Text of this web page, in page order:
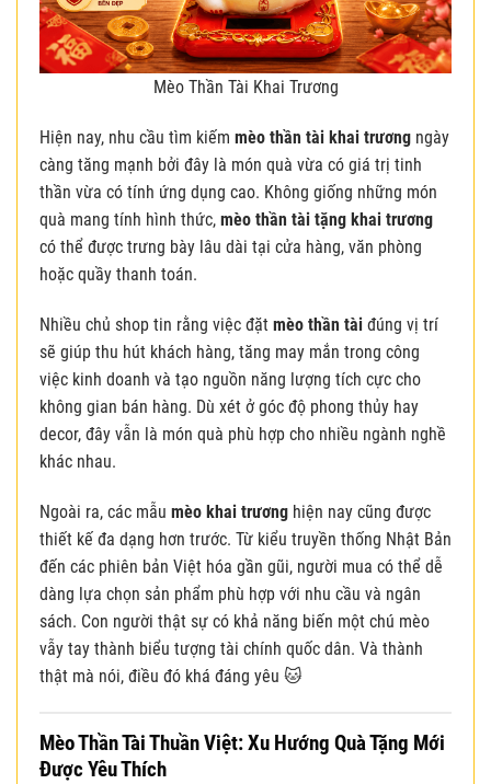
Mèo Thần Tài Khai Trương
Hiện nay, nhu cầu tìm kiếm mèo thần tài khai trương ngày
càng tăng mạnh bởi đây là món quà vừa có giá trị tinh
thần vừa có tính ứng dụng cao. Không giống những món
quà mang tính hình thức, mèo thần tài tặng khai trương
có thể được trưng bày lâu dài tại cửa hàng, văn phòng
hoặc quầy thanh toán.
Nhiều chủ shop tin rằng việc đặt mèo thần tài đúng vị trí
sẽ giúp thu hút khách hàng, tăng may mắn trong công
việc kinh doanh và tạo nguồn năng lượng tích cực cho
không gian bán hàng. Dù xét ở góc độ phong thủy hay
decor, đây vẫn là món quà phù hợp cho nhiều ngành nghề
khác nhau.
Ngoài ra, các mẫu mèo khai trương hiện nay cũng được
thiết kế đa dạng hơn trước. Từ kiểu truyền thống Nhật Bản
đến các phiên bản Việt hóa gần gũi, người mua có thể dễ
dàng lựa chọn sản phẩm phù hợp với nhu cầu và ngân
sách. Con người thật sự có khả năng biến một chú mèo
vẫy tay thành biểu tượng tài chính quốc dân. Và thành
thật mà nói, điều đó khá đáng yêu 🐱
Mèo Thần Tài Thuần Việt: Xu Hướng Quà Tặng Mới
Được Yêu Thích